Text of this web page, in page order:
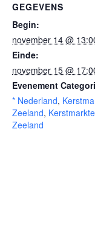
GEGEVENS
Begin:
november 14 @
Einde:
november 15 @
Evenement
* Nederland,
Zeeland,
Zeeland